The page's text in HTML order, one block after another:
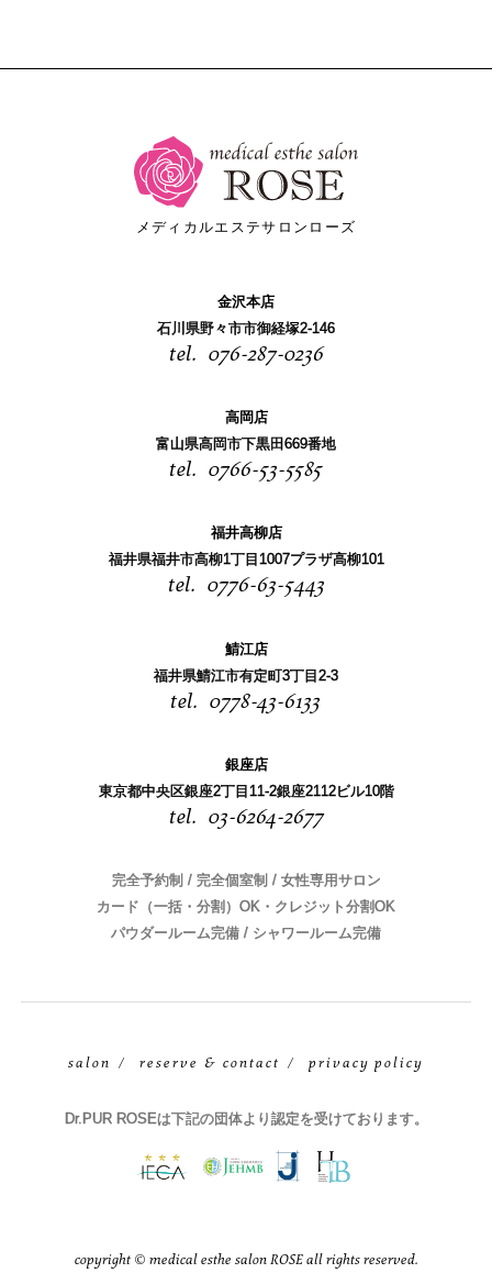
メディカルエステサロンローズ
金沢本店
石川県野々市市御経塚2-146
076-287-0236
高岡店
富山県高岡市下黒田669番地
0766-53-5585
福井高柳店
福井県福井市高柳1丁目1007プラザ高柳101
0776-63-5443
鯖江店
福井県鯖江市有定町3丁目2-3
0778-43-6133
銀座店
東京都中央区銀座2丁目11-2銀座2112ビル10階
03-6264-2677
完全予約制 / 完全個室制 / 女性専用サロン
カード（一括・分割）OK・クレジット分割OK
パウダールーム完備 / シャワールーム完備
salon reserve & contact privacy policy
Dr.PUR ROSEは下記の団体より認定を受けております。
copyright © medical esthe salon ROSE all rights reserved.